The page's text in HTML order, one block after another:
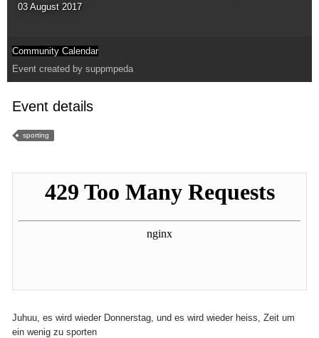
03 August 2017
Community Calendar
Event created by suppmpeda
Event details
sporting
Juhuu, es wird wieder Donnerstag, und es wird wieder heiss, Zeit um
ein wenig zu sporten